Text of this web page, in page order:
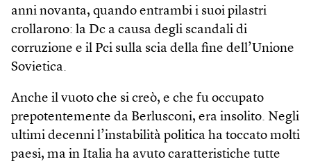
anni novanta, quando entrambi i suoi pilastri
crollarono: la Dc a causa degli scandali di
corruzione e il Pci sulla scia della fine dell’Unione
Sovietica.
Anche il vuoto che si creò, e che fu occupato
prepotentemente da Berlusconi, era insolito. Negli
ultimi decenni l’instabilità politica ha toccato molti
paesi, ma in Italia ha avuto caratteristiche tutte